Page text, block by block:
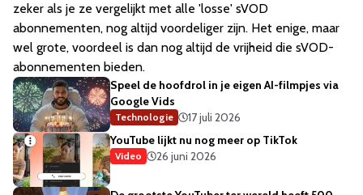
zeker als je ze vergelijkt met alle 'losse' sVOD
abonnementen, nog altijd voordeliger zijn. Het enige, maar
wel grote, voordeel is dan nog altijd de vrijheid die sVOD-
abonnementen bieden.
Speel de hoofdrol in je eigen AI-filmpjes via
Google Vids
Technologie
17 juli 2026
YouTube lijkt nu nog meer op TikTok
Video 26 juni 2026